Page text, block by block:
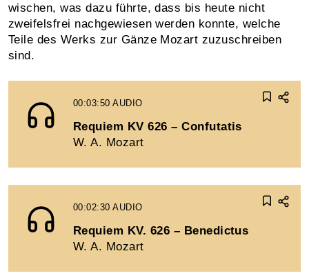
wischen, was dazu führte, dass bis heute nicht
zweifelsfrei nachgewiesen werden konnte, welche
Teile des Werks zur Gänze Mozart zuzuschreiben
sind.
00:03:50AUDIO
Requiem KV 626 – Confutatis
W. A. Mozart
00:02:30AUDIO
Requiem KV. 626 – Benedictus
W. A. Mozart